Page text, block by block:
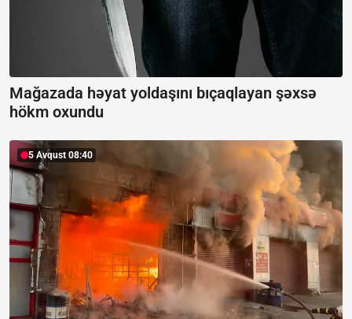
Mağazada həyat yoldaşını bıçaqlayan şəxsə
hökm oxundu
5 Avqust 08:40